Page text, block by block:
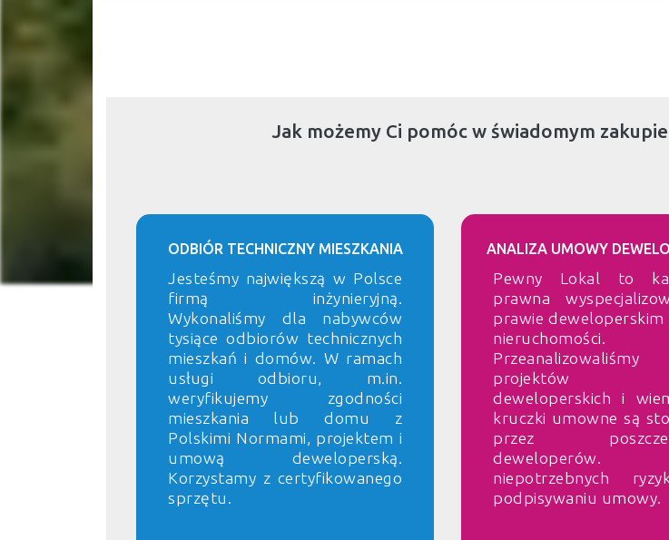
Jak możemy Ci pomóc w świadomym
ODBIÓR TECHNICZNY MIESZKANIA
Jesteśmy największą w Polsce
firmą inżynieryjną.
Wykonaliśmy dla nabywców
tysiące odbiorów technicznych
mieszkań i domów. W ramach
usługi odbioru, m.in.
weryfikujemy zgodności
mieszkania lub domu z
Polskimi Normami, projektem i
umową deweloperską.
Korzystamy z certyfikowanego
sprzętu.
ANALIZA UMOWY
Pewny Lokal to
prawna
prawie deweloperskim
nieruchomości.
Przeanalizowaliśmy
projektów
deweloperskich i
kruczki umowne są
przez
deweloperów.
niepotrzebnych
podpisywaniu umowy.